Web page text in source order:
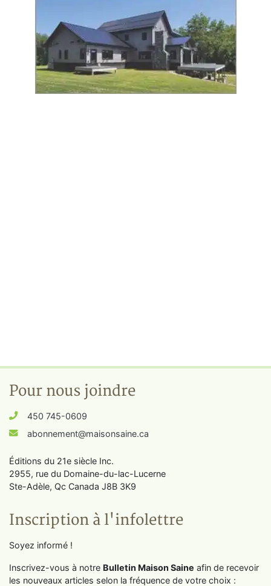
Pour nous joindre
450 745-0609
abonnement@maisonsaine.ca
Éditions du 21e siècle Inc.
2955, rue du Domaine-du-lac-Lucerne
Ste-Adèle, Qc Canada J8B 3K9
Inscription à l'infolettre
Soyez informé !
Inscrivez-vous à notre Bulletin Maison Saine afin de recevoir
les nouveaux articles selon la fréquence de votre choix :